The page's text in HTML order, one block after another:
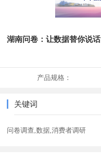
湖南问卷：让数据替你说话
产品规格：
关键词
问卷调查,数据,消费者调研